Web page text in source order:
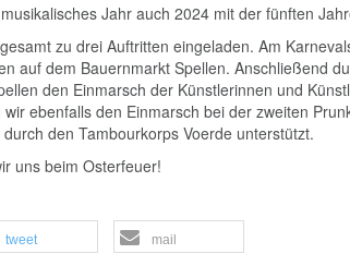
Jahr auch 2024 mit der fünften
zu drei Auftritten eingeladen. Am
auf dem Bauernmarkt Spellen. Anschließend
den Einmarsch der Künstlerinnen und
ebenfalls den Einmarsch bei der zweiten
den Tambourkorps Voerde unterstützt.
uns beim Osterfeuer!
tweet mail